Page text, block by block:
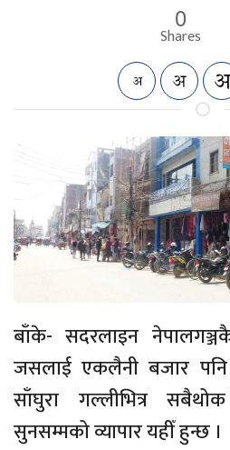
0
Shares
बाँके- सदरलाइन
जसलाई एकलैनी बजार
साँघुरा गल्लीभित्र
सुनसम्मको व्यापार यहीँ हुन्छ ।